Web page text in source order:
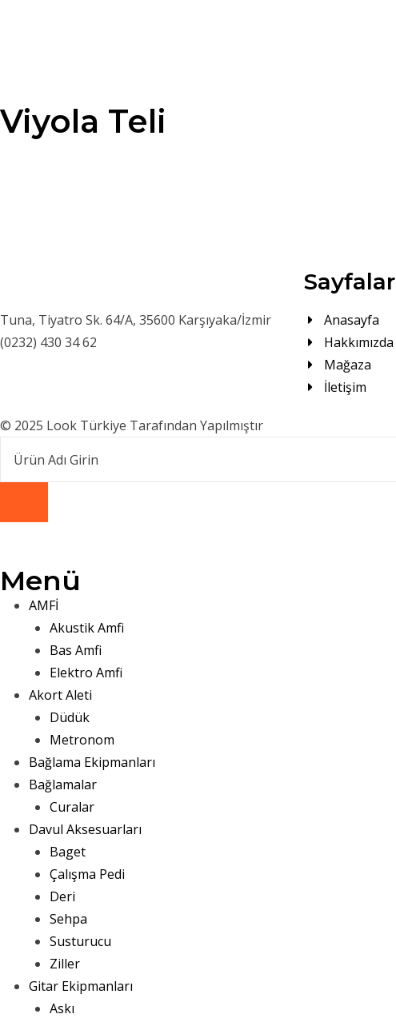
Viyola Teli
Tuna, Tiyatro Sk. 64/A, 35600 Karşıyaka/İzmir
(0232) 430 34 62
Sayfalar
Anasayfa
Hakkımızda
Mağaza
İletişim
© 2025 Look Türkiye Tarafından Yapılmıştır
Menü
AMFİ
Akustik Amfi
Bas Amfi
Elektro Amfi
Akort Aleti
Düdük
Metronom
Bağlama Ekipmanları
Bağlamalar
Curalar
Davul Aksesuarları
Baget
Çalışma Pedi
Deri
Sehpa
Susturucu
Ziller
Gitar Ekipmanları
Askı